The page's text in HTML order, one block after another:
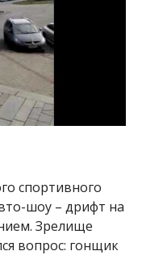
спортивного
шоу – дрифт на
Зрелище
вопрос: гонщик